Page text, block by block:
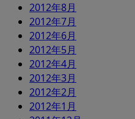
2012年8月
2012年7月
2012年6月
2012年5月
2012年4月
2012年3月
2012年2月
2012年1月